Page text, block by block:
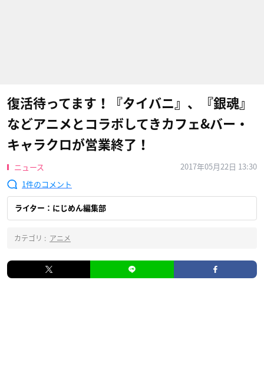
復活待ってます！『タイバニ』、『銀魂』
などアニメとコラボしてきカフェ&バー・
キャラクロが営業終了！
ニュース
2017年05月22日 13:30
1
ライター：にじめん編集部
カテゴリ : アニメ